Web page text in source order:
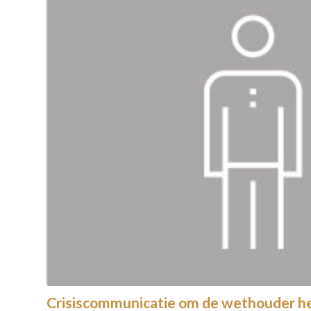
Crisiscommunicatie om de wethouder